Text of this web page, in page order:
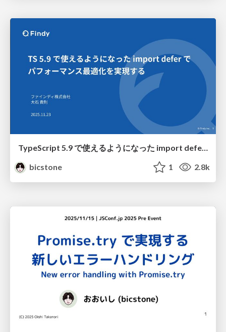
TypeScript 5.9 で使えるようになった import defer でパフォーマンス最適化を実現する
bicstone
1 2.8k